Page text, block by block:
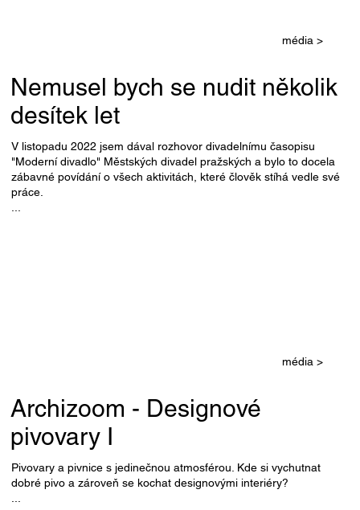
média >
V listopadu 2022 jsem dával rozhovor divadelnímu časopisu
"Moderní divadlo" Městských divadel pražských a bylo to docela
zábavné povídání o všech aktivitách, které člověk stíhá vedle své
práce.
Nemusel bych se nudit několik
desítek let
...
média >
Pivovary a pivnice s jedinečnou atmosférou. Kde si vychutnat
dobré pivo a zároveň se kochat designovými interiéry?
Archizoom - Designové
pivovary I
...